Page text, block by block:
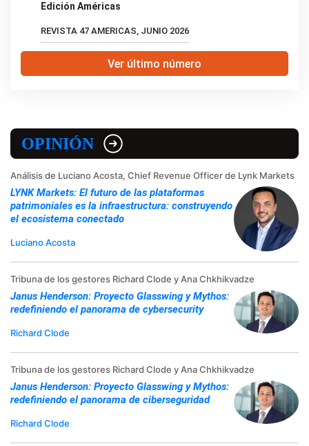
Edición Américas
REVISTA 47 AMERICAS, JUNIO 2026
Ver último número
OPINIÓN
Análisis de Luciano Acosta, Chief Revenue Officer de Lynk Markets
LYNK Markets: El futuro de las plataformas
patrimoniales es la infraestructura: construyendo
el ecosistema conectado
Luciano Acosta
Tribuna de los gestores Richard Clode y Ana Chkhikvadze
Janus Henderson: Proyecto Glasswing y Mythos:
redefiniendo el panorama de cybersecurity
Richard Clode
Tribuna de los gestores Richard Clode y Ana Chkhikvadze
Janus Henderson: Proyecto Glasswing y Mythos:
redefiniendo el panorama de ciberseguridad
Richard Clode